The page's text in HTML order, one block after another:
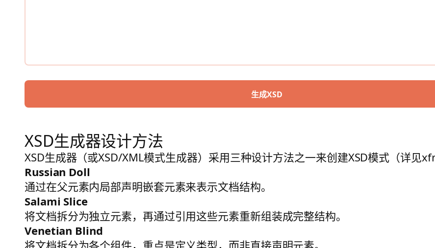
生成XSD
XSD生成器设计方法
XSD生成器（或XSD/XML模式生成器）采用三种设计方法之一来创建XSD模式（详见
Russian Doll
通过在父元素内局部声明嵌套元素来表示文档结构。
Salami Slice
将文档拆分为独立元素，再通过引用这些元素重新组装成完整结构。
Venetian Blind